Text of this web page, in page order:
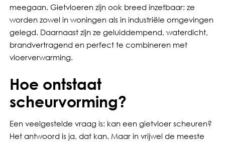
meegaan. Gietvloeren zijn ook breed inzetbaar: ze
worden zowel in woningen als in industriële omgevingen
gelegd. Daarnaast zijn ze geluiddempend, waterdicht,
brandvertragend en perfect te combineren met
vloerverwarming.
Hoe ontstaat
scheurvorming?
Een veelgestelde vraag is: kan een gietvloer scheuren?
Het antwoord is ja, dat kan. Maar in vrijwel de meeste